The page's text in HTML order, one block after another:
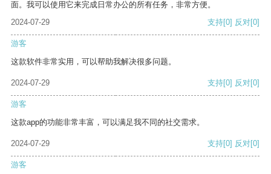
面。我可以使用它来完成日常办公的所有任务，非常方便。
2024-07-29
支持[0] 反对[0]
游客
这款软件非常实用，可以帮助我解决很多问题。
2024-07-29 支持[0] 反对[0]
游客
这款app的功能非常丰富，可以满足我不同的社交需求。
2024-07-29 支持[0] 反对[0]
游客